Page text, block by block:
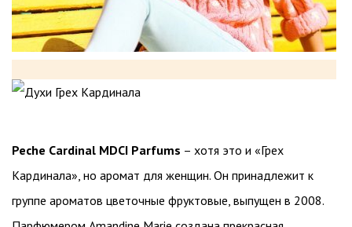
Peche Cardinal MDCI Parfums – хотя это и «Грех
Кардинала», но аромат для женщин. Он принадлежит к
группе ароматов цветочные фруктовые, выпущен в 2008.